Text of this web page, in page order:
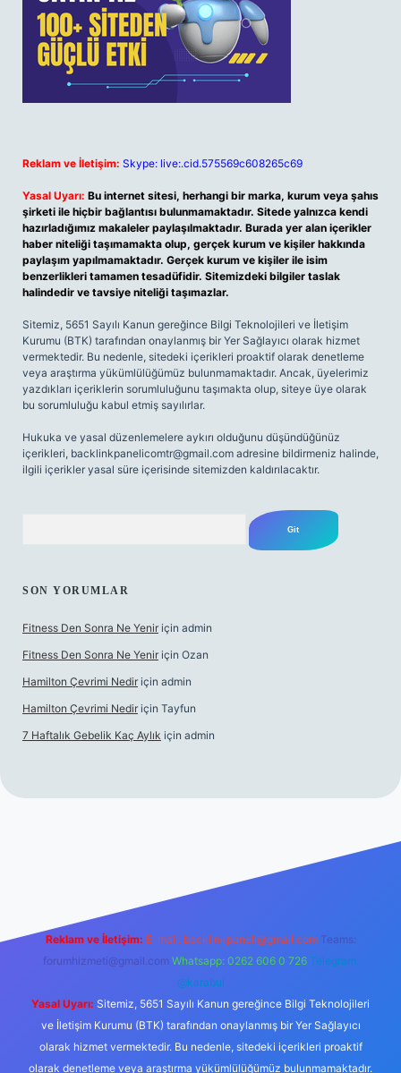
Reklam ve İletişim: Skype: live:.cid.575569c608265c69
Yasal Uyarı: Bu internet sitesi, herhangi bir marka, kurum veya şahıs
şirketi ile hiçbir bağlantısı bulunmamaktadır. Sitede yalnızca kendi
hazırladığımız makaleler paylaşılmaktadır. Burada yer alan içerikler
haber niteliği taşımamakta olup, gerçek kurum ve kişiler hakkında
paylaşım yapılmamaktadır. Gerçek kurum ve kişiler ile isim
benzerlikleri tamamen tesadüfidir. Sitemizdeki bilgiler taslak
halindedir ve tavsiye niteliği taşımazlar.
Sitemiz, 5651 Sayılı Kanun gereğince Bilgi Teknolojileri ve İletişim
Kurumu (BTK) tarafından onaylanmış bir Yer Sağlayıcı olarak hizmet
vermektedir. Bu nedenle, sitedeki içerikleri proaktif olarak denetleme
veya araştırma yükümlülüğümüz bulunmamaktadır. Ancak, üyelerimiz
yazdıkları içeriklerin sorumluluğunu taşımakta olup, siteye üye olarak
bu sorumluluğu kabul etmiş sayılırlar.
Hukuka ve yasal düzenlemelere aykırı olduğunu düşündüğünüz
içerikleri, backlinkpanelicomtr@gmail.com adresine bildirmeniz halinde,
ilgili içerikler yasal süre içerisinde sitemizden kaldırılacaktır.
SON YORUMLAR
Fitness Den Sonra Ne Yenir için admin
Fitness Den Sonra Ne Yenir için Ozan
Hamilton Çevrimi Nedir için admin
Hamilton Çevrimi Nedir için Tayfun
7 Haftalık Gebelik Kaç Aylık için admin
Reklam ve İletişim: E-mail: backlinkpaneli@gmail.com Teams:
forumhizmeti@gmail.com Whatsapp: 0262 606 0 726 Telegram:
@karabul
Yasal Uyarı: Sitemiz, 5651 Sayılı Kanun gereğince Bilgi Teknolojileri
ve İletişim Kurumu (BTK) tarafından onaylanmış bir Yer Sağlayıcı
olarak hizmet vermektedir. Bu nedenle, sitedeki içerikleri proaktif
olarak denetleme veya araştırma yükümlülüğümüz bulunmamaktadır.